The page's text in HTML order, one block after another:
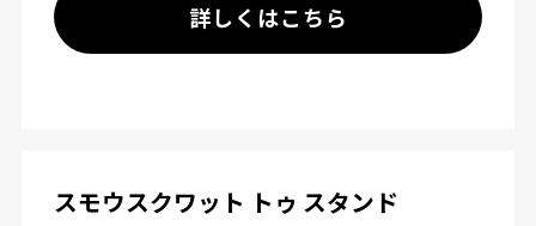
詳しくはこちら
スモウスクワット トゥ スタンド